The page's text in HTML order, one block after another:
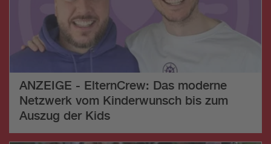
ANZEIGE - ElternCrew: Das moderne
Netzwerk vom Kinderwunsch bis zum
Auszug der Kids